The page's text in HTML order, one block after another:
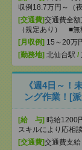
収例18.7万円～（
[交通費]交通費全
（規定あり） ■無
[月収例] 15～20万
[勤務地] 北仙台駅 /
《週4日～！
ング作業！[
[給 与] 時給
スキルにより応相談
[交通費]交通費支給